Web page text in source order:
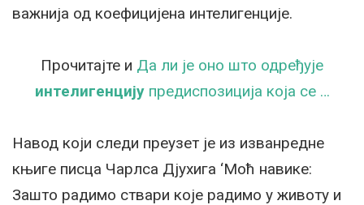
важнија од коефицијена интелигенције.
Прочитајте и Да ли је оно што одређује
интелигенцијупредиспозиција која се …
Навод који следи преузет је из изванредне
књиге писца Чарлса Дјухига ‘Моћ навике:
Зашто радимо ствари које радимо у животу и